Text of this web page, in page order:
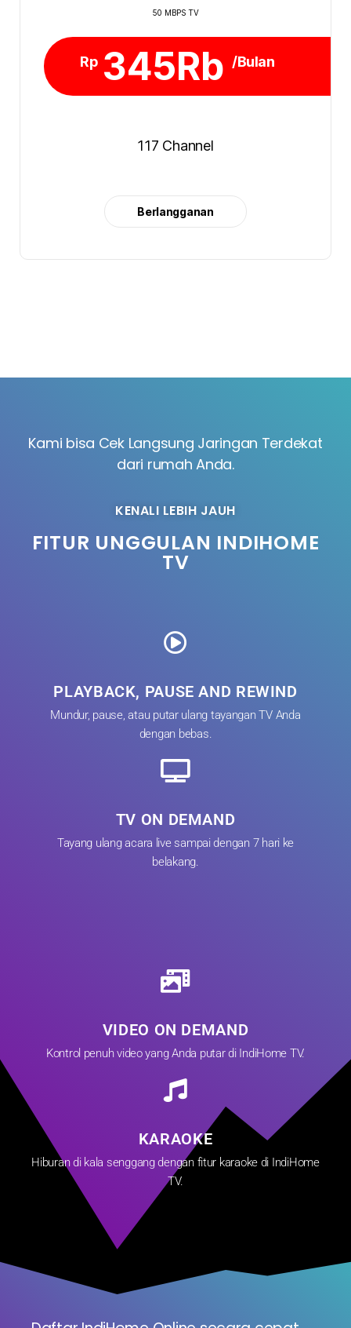
50 MBPS TV
Rp 345Rb /Bulan
117 Channel
Berlangganan
Kami bisa Cek Langsung Jaringan Terdekat
dari rumah Anda.
KENALI LEBIH JAUH
FITUR UNGGULAN INDIHOME
TV
PLAYBACK, PAUSE AND REWIND
Mundur, pause, atau putar ulang tayangan TV Anda
dengan bebas.
TV ON DEMAND
Tayang ulang acara live sampai dengan 7 hari ke
belakang.
VIDEO ON DEMAND
Kontrol penuh video yang Anda putar di IndiHome TV.
KARAOKE
Hiburan di kala senggang dengan fitur karaoke di IndiHome
TV.